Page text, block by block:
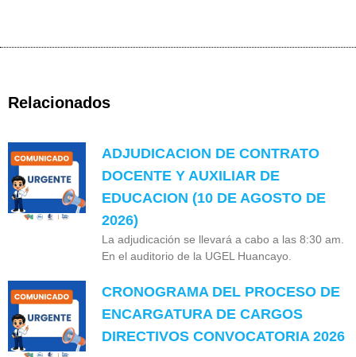
Relacionados
ADJUDICACION DE CONTRATO
DOCENTE Y AUXILIAR DE
EDUCACION (10 DE AGOSTO DE
2026)
La adjudicación se llevará a cabo a las 8:30 am.
En el auditorio de la UGEL Huancayo.
CRONOGRAMA DEL PROCESO DE
ENCARGATURA DE CARGOS
DIRECTIVOS CONVOCATORIA 2026